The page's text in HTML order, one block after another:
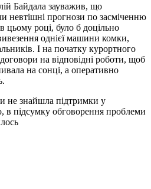
Байдала зауважив, що
невтішні прогнози по засміченню
цьому році, було б доцільно
однієї машини комки,
І на початку курортного
на відповідні роботи, щоб
на сонці, а оперативно
не знайшла підтримки у
в підсумку обговорення проблеми